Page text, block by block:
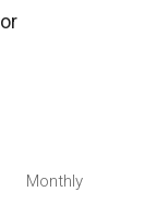
Monthly